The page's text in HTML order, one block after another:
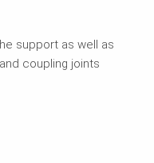
support as well as
coupling joints